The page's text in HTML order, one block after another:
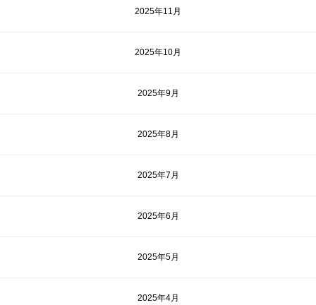
2025年11月
2025年10月
2025年9月
2025年8月
2025年7月
2025年6月
2025年5月
2025年4月